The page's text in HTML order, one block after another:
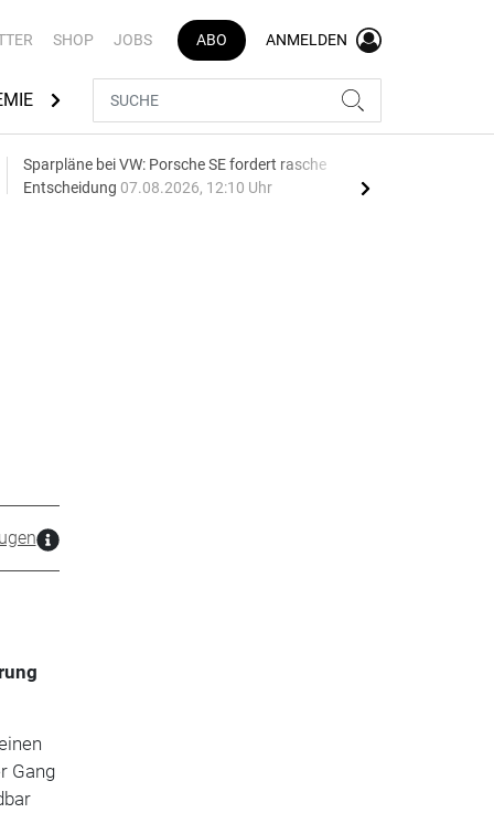
SHOP JOBS ABO ANMELDEN
AUTOMARKEN
Sparpläne bei VW: Porsche SE fordert rasche
Entscheidung 07.08.2026, 12:10 Uhr
Gang